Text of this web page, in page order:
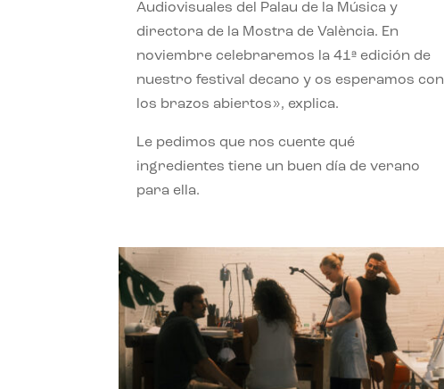
Audiovisuales del Palau de la Música y
directora de la Mostra de València. En
noviembre celebraremos la 41ª edición de
nuestro festival decano y os esperamos con
los brazos abiertos», explica.
Le pedimos que nos cuente qué
ingredientes tiene un buen día de verano
para ella.